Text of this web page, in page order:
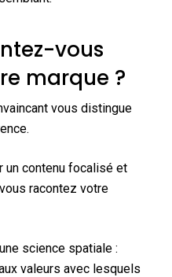
vous
marque ?
vous distingue
un contenu focalisé et
racontez votre
science spatiale :
valeurs avec lesquels